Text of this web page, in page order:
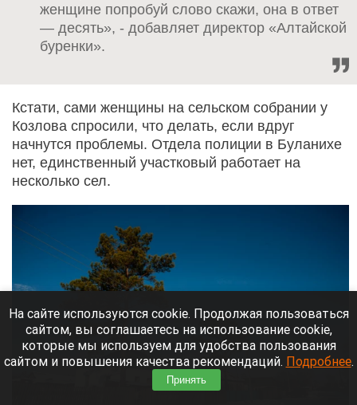
женщине попробуй слово скажи, она в ответ
— десять», - добавляет директор «Алтайской
буренки».
Кстати, сами женщины на сельском собрании у
Козлова спросили, что делать, если вдруг
начнутся проблемы. Отдела полиции в Буланихе
нет, единственный участковый работает на
несколько сел.
На сайте используются cookie. Продолжая пользоваться
сайтом, вы соглашаетесь на использование cookie,
которые мы используем для удобства пользования
сайтом и повышения качества рекомендаций. Подробнее.
Принять